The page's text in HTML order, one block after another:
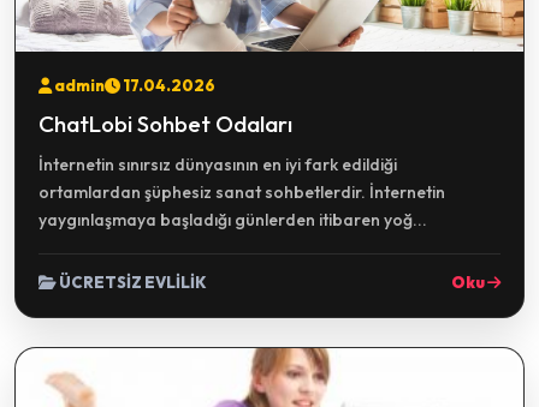
admin 17.04.2026
ChatLobi Sohbet Odaları
İnternetin sınırsız dünyasının en iyi fark edildiği
ortamlardan şüphesiz sanat sohbetlerdir. İnternetin
yaygınlaşmaya başladığı günlerden itibaren yoğ...
ÜCRETSİZ EVLİLİK Oku